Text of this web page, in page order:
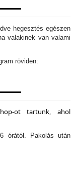
hegesztés egészen
valakinek van valami
röviden:
ot tartunk, ahol
órától. Pakolás után